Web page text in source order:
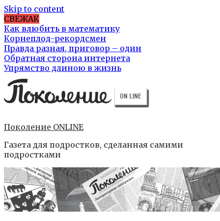
Skip to content
СВЕЖАК
Как влюбить в математику
Корнеплод-рекордсмен
Правда разная, приговор – один
Обратная сторона интернета
Упрямство длиною в жизнь
Поколение ONLINE
Газета для подростков, сделанная самими
подростками